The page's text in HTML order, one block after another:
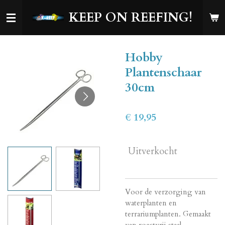
direct
KEEP ON REEFING!
Hobby
Plantenschaar
30cm
€ 19,95
Uitverkocht
Voor de verzorging van
waterplanten en
terrariumplanten. Gemaakt